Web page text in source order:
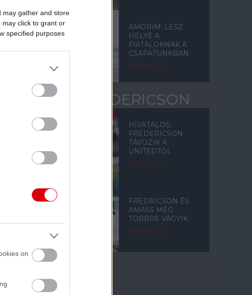
may gather and store
may click to grant or
specified purposes
on
AMORIM: LESZ
HELYE A
FIATALOKNAK A
CSAPATUNKBAN
2025. máj. 31.
TYLER FREDERICSON
HIVATALOS:
FREDERICSON
TÁVOZIK A
UNITEDTŐL
2026. júl. 30.
FREDRICSON ÉS
AMASS MÉG
TÖBBRE VÁGYIK
2025. máj. 16.
Címkék